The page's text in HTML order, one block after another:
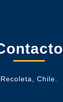
Chile.